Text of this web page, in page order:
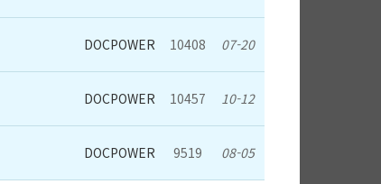
DOCPOWER 10408 07-20
DOCPOWER 10457 10-12
DOCPOWER 9519 08-05